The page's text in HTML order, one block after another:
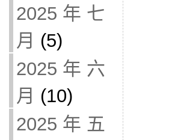
2025 年 七
月 (5)
2025 年 六
月 (10)
2025 年 五